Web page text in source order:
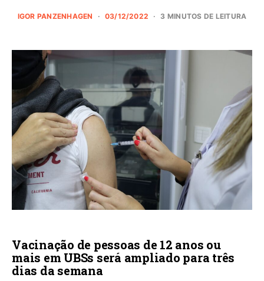
IGOR PANZENHAGEN 03/12/2022 3 MINUTOS DE LEITURA
Vacinação de pessoas de 12 anos ou
mais em UBSs será ampliado para três
dias da semana